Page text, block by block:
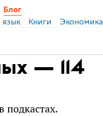
Блог
язык Книги Экономика
— 114
подкастах.